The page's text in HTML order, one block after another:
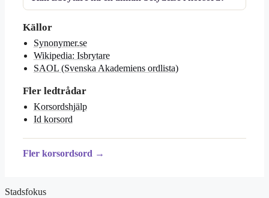
Källor
Synonymer.se
Wikipedia: Isbrytare
SAOL (Svenska Akademiens ordlista)
Fler ledtrådar
Korsordshjälp
Id korsord
Fler korsordsord →
Stadsfokus